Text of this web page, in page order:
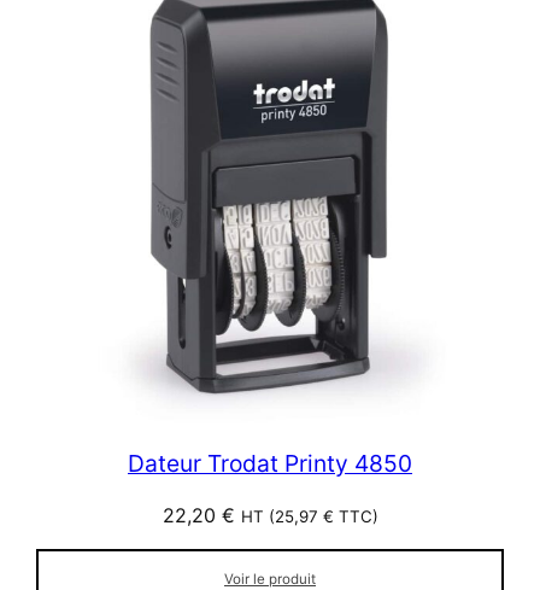
Dateur Trodat Printy 4850
22,20 € HT (25,97 € TTC)
Voir le produit